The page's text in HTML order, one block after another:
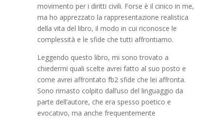
movimento per i diritti civili. Forse è il cinico in me,
ma ho apprezzato la rappresentazione realistica
della vita del libro, il modo in cui riconosce le
complessità e le sfide che tutti affrontiamo.
Leggendo questo libro, mi sono trovato a
chiedermi quali scelte avrei fatto al suo posto e
come avrei affrontato fb2 sfide che lei affronta.
Sono rimasto colpito dall’uso del linguaggio da
parte dell’autore, che era spesso poetico e
evocativo, ma anche frequentemente